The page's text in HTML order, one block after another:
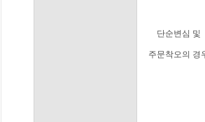
단순변심 및
주문착오의 경